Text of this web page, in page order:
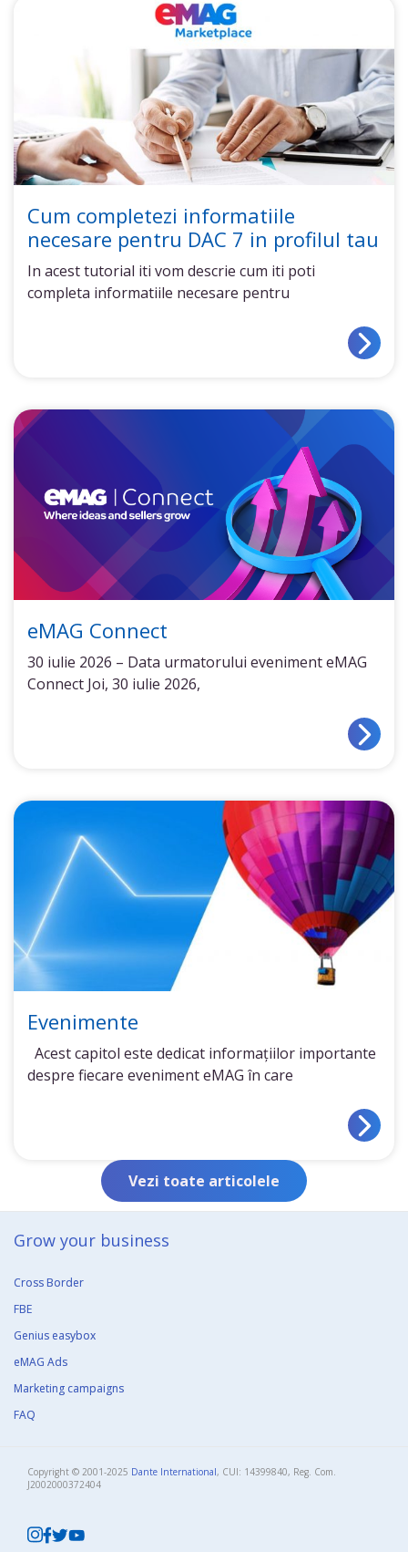
Cum completezi informatiile
necesare pentru DAC 7 in profilul tau
In acest tutorial iti vom descrie cum iti poti
completa informatiile necesare pentru
eMAG Connect
30 iulie 2026 – Data urmatorului eveniment eMAG
Connect Joi, 30 iulie 2026,
Evenimente
Acest capitol este dedicat informațiilor importante
despre fiecare eveniment eMAG în care
Vezi toate articolele
Grow your business​
Cross Border
FBE
Genius easybox
eMAG Ads
Marketing campaigns
FAQ
Copyright © 2001-2025 Dante International, CUI: 14399840, Reg. Com.
J2002000372404​